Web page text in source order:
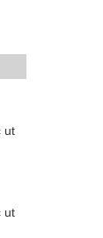
ut
ut